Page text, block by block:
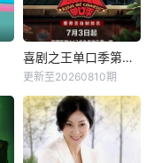
喜剧之王单口季第三季
更新至20260810期